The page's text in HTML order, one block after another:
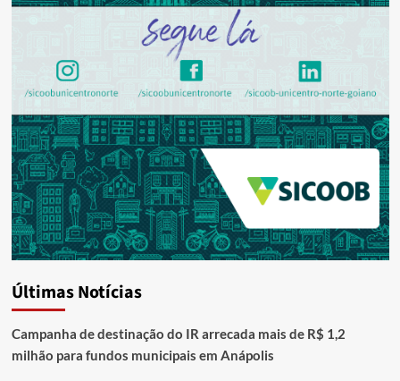
Últimas Notícias
Campanha de destinação do IR arrecada mais de R$ 1,2
milhão para fundos municipais em Anápolis